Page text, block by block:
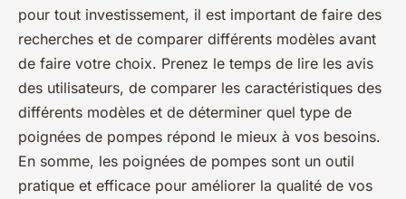
pour tout investissement, il est important de faire des
recherches et de comparer différents modèles avant
de faire votre choix. Prenez le temps de lire les avis
des utilisateurs, de comparer les caractéristiques des
différents modèles et de déterminer quel type de
poignées de pompes répond le mieux à vos besoins.
En somme, les poignées de pompes sont un outil
pratique et efficace pour améliorer la qualité de vos